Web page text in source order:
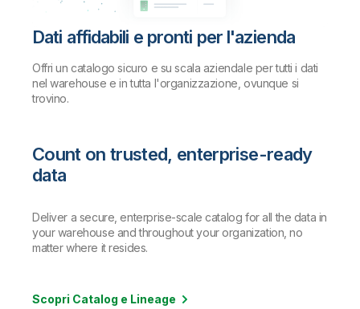
Dati affidabili e pronti per l'azienda
Offri un catalogo sicuro e su scala aziendale per tutti i dati
nel warehouse e in tutta l'organizzazione, ovunque si
trovino.
Count on trusted, enterprise-ready
data
Deliver a secure, enterprise-scale catalog for all the data in
your warehouse and throughout your organization, no
matter where it resides.
Scopri Catalog e Lineage